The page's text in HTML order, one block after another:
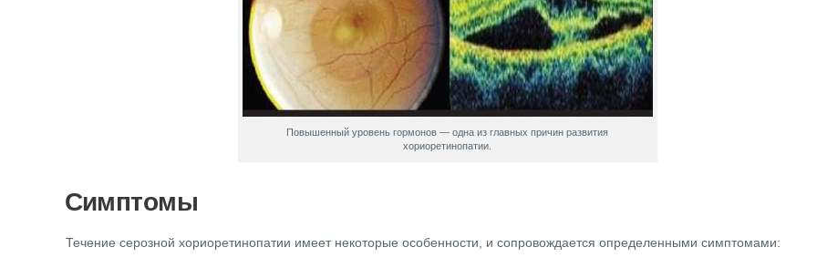
Повышенный уровень гормонов — одна из главных причин развития
хориоретинопатии.
Симптомы
Течение серозной хориоретинопатии имеет некоторые особенности, и сопровождается определенными симптомами: